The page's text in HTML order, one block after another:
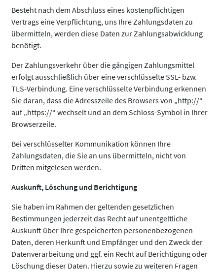
Besteht nach dem Abschluss eines kostenpflichtigen
Vertrags eine Verpflichtung, uns Ihre Zahlungsdaten zu
übermitteln, werden diese Daten zur Zahlungsabwicklung
benötigt.
Der Zahlungsverkehr über die gängigen Zahlungsmittel
erfolgt ausschließlich über eine verschlüsselte SSL- bzw.
TLS-Verbindung. Eine verschlüsselte Verbindung erkennen
Sie daran, dass die Adresszeile des Browsers von „http://“
auf „https://“ wechselt und an dem Schloss-Symbol in Ihrer
Browserzeile.
Bei verschlüsselter Kommunikation können Ihre
Zahlungsdaten, die Sie an uns übermitteln, nicht von
Dritten mitgelesen werden.
Auskunft, Löschung und Berichtigung
Sie haben im Rahmen der geltenden gesetzlichen
Bestimmungen jederzeit das Recht auf unentgeltliche
Auskunft über Ihre gespeicherten personenbezogenen
Daten, deren Herkunft und Empfänger und den Zweck der
Datenverarbeitung und ggf. ein Recht auf Berichtigung oder
Löschung dieser Daten. Hierzu sowie zu weiteren Fragen